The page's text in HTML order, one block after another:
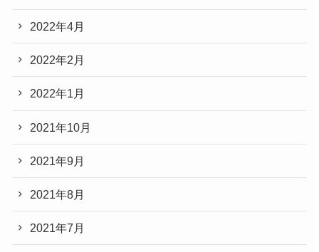
2022年4月
2022年2月
2022年1月
2021年10月
2021年9月
2021年8月
2021年7月